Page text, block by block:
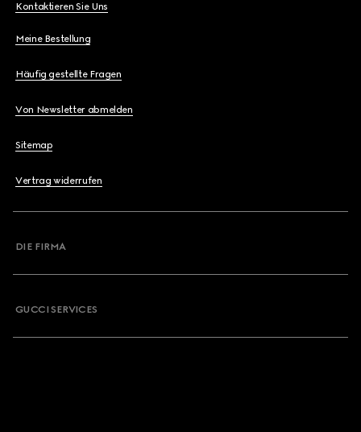
Kontaktieren Sie Uns
Meine Bestellung
Häufig gestellte Fragen
Von Newsletter abmelden
Sitemap
Vertrag widerrufen
DIE FIRMA
GUCCI SERVICES